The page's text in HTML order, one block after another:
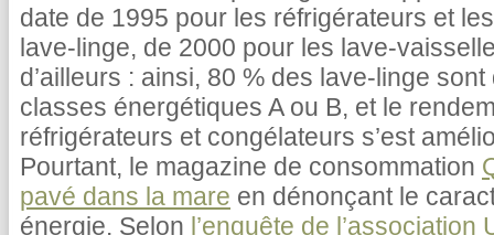
date de 1995 pour les réfrigérateurs et
lave-linge, de 2000 pour les lave-
d’ailleurs : ainsi, 80 % des lave-linge
classes énergétiques A ou B, et le
réfrigérateurs et congélateurs s’est
Pourtant, le magazine de consommation
pavé dans la mare en dénonçant le
énergie. Selon l’enquête de l’association